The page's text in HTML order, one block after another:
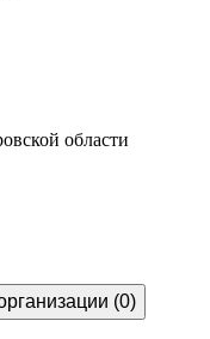
области
(0)